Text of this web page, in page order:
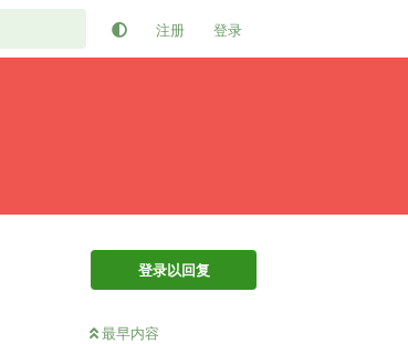
注册 登录
登录以回复
最早内容